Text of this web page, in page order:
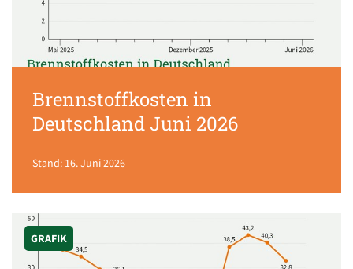
Brennstoffkosten in
Deutschland Juni 2026
Stand: 16. Juni 2026
GRAFIK